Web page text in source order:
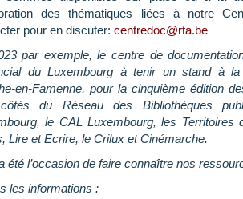
des thématiques liées à notre
pour en discuter: centredoc@rta.be
par exemple, le centre de
du Luxembourg à tenir un stand à la
en-Famenne, pour la cinquième édition
du Réseau des Bibliothèques
le CAL Luxembourg, les Territoires
Lire et Ecrire, le Crilux et Cinémarche.
été l’occasion de faire connaître nos
les informations :